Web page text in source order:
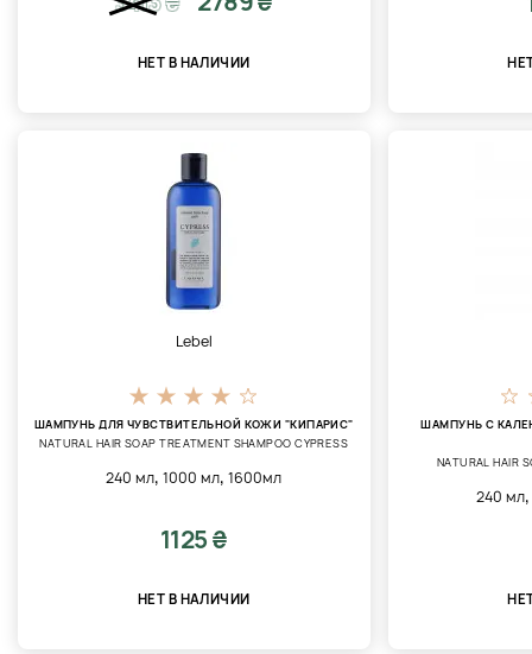
НЕТ В НАЛИЧИИ
Lebel
ШАМПУНЬ ДЛЯ ЧУВСТВИТЕЛЬНОЙ КОЖИ "КИПАРИС"
NATURAL HAIR SOAP TREATMENT SHAMPOO CYPRESS
240 мл,1000 мл,1600мл
1125 ₴
НЕТ В НАЛИЧИИ
ШАМПУНЬ С
NATURAL HAIR
240 мл,